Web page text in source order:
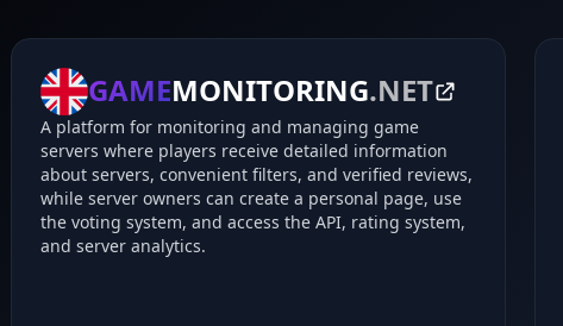
GAMEMONITORING.NET
A platform for monitoring and managing game
servers where players receive detailed information
about servers, convenient filters, and verified reviews,
while server owners can create a personal page, use
the voting system, and access the API, rating system,
and server analytics.